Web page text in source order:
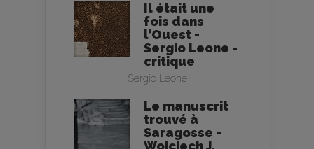
Il était une
fois dans
l’Ouest -
Sergio Leone -
critique
Sergio Leone
Le manuscrit
trouvé à
Saragosse -
Wojciech J.